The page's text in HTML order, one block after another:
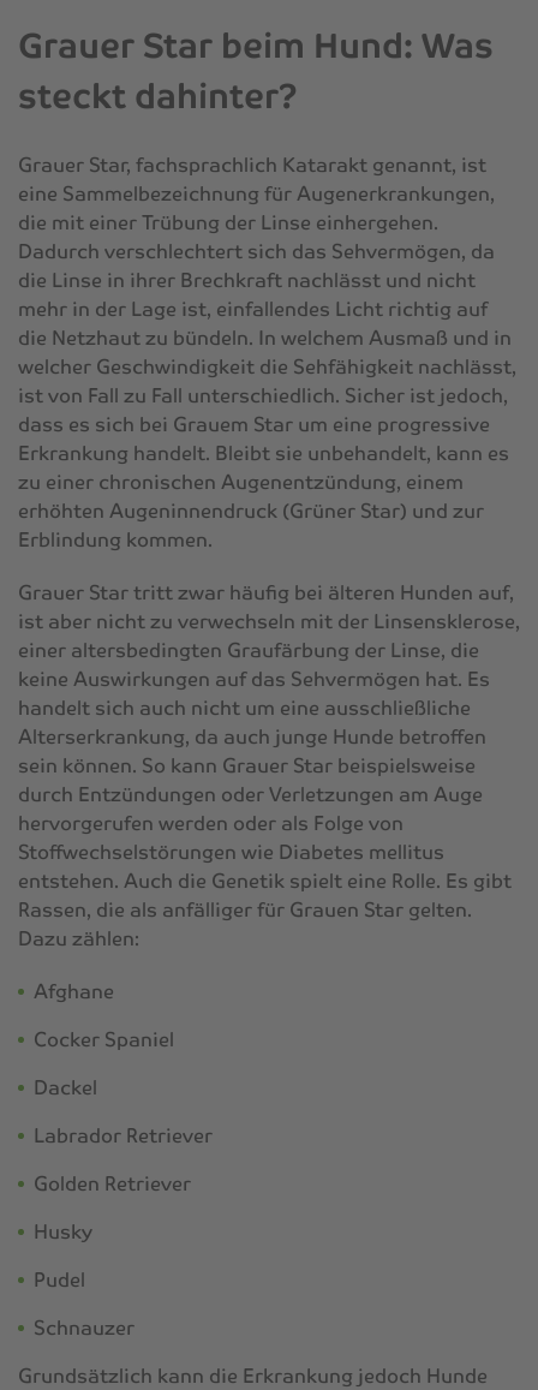
Grauer Star beim Hund: Was
steckt dahinter?
Grauer Star, fachsprachlich Katarakt genannt, ist
eine Sammelbezeichnung für Augenerkrankungen,
die mit einer Trübung der Linse einhergehen.
Dadurch verschlechtert sich das Sehvermögen, da
die Linse in ihrer Brechkraft nachlässt und nicht
mehr in der Lage ist, einfallendes Licht richtig auf
die Netzhaut zu bündeln. In welchem Ausmaß und in
welcher Geschwindigkeit die Sehfähigkeit nachlässt,
ist von Fall zu Fall unterschiedlich. Sicher ist jedoch,
dass es sich bei Grauem Star um eine progressive
Erkrankung handelt. Bleibt sie unbehandelt, kann es
zu einer chronischen Augenentzündung, einem
erhöhten Augeninnendruck (Grüner Star) und zur
Erblindung kommen.
Grauer Star tritt zwar häufig bei älteren Hunden auf,
ist aber nicht zu verwechseln mit der Linsensklerose,
einer altersbedingten Graufärbung der Linse, die
keine Auswirkungen auf das Sehvermögen hat. Es
handelt sich auch nicht um eine ausschließliche
Alterserkrankung, da auch junge Hunde betroffen
sein können. So kann Grauer Star beispielsweise
durch Entzündungen oder Verletzungen am Auge
hervorgerufen werden oder als Folge von
Stoffwechselstörungen wie Diabetes mellitus
entstehen. Auch die Genetik spielt eine Rolle. Es gibt
Rassen, die als anfälliger für Grauen Star gelten.
Dazu zählen:
Afghane
Cocker Spaniel
Dackel
Labrador Retriever
Golden Retriever
Husky
Pudel
Schnauzer
Grundsätzlich kann die Erkrankung jedoch Hunde